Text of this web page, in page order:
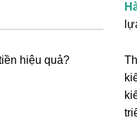
hiệu quả?